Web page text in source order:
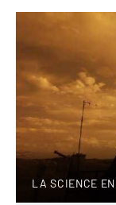
LA SCIENCE